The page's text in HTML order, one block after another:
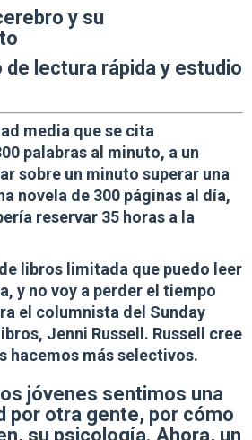
y su
de lectura rápida y estudio
media que se cita
palabras al minuto, a un
sobre un minuto superar una
novela de 300 páginas al día,
reservar 35 horas a la
libros limitada que puedo leer
y no voy a perder el tiempo
el columnista del Sunday
Jenni Russell. Russell cree
hacemos más selectivos.
jóvenes sentimos una
por otra gente, por cómo
su psicología. Ahora, un